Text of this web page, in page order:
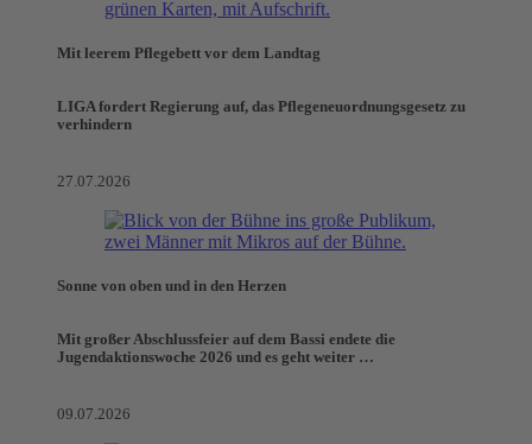
Mit leerem Pflegebett vor dem Landtag
LIGA fordert Regierung auf, das Pflegeneuordnungsgesetz zu
verhindern
27.07.2026
Sonne von oben und in den Herzen
Mit großer Abschlussfeier auf dem Bassi endete die
Jugendaktionswoche 2026 und es geht weiter …
09.07.2026